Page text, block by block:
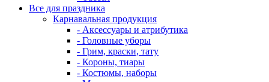
Все для праздника
Карнавальная продукция
- Аксессуары и атрибутика
- Головные уборы
- Грим, краски, тату
- Короны, тиары
- Костюмы, наборы